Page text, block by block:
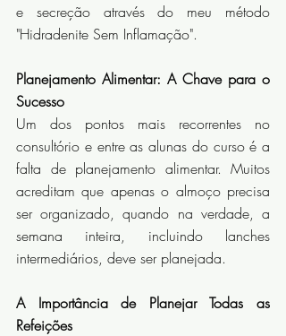
e secreção através do meu método
"Hidradenite Sem Inflamação".
Planejamento Alimentar: A Chave para o
Sucesso
Um dos pontos mais recorrentes no
consultório e entre as alunas do curso é a
falta de planejamento alimentar. Muitos
acreditam que apenas o almoço precisa
ser organizado, quando na verdade, a
semana inteira, incluindo lanches
intermediários, deve ser planejada.
A Importância de Planejar Todas as
Refeições